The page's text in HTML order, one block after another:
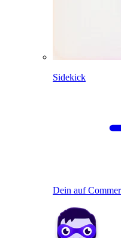
Sidekick
Dein auf